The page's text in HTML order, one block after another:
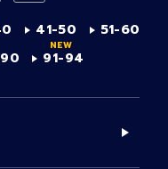
41-50
51-60
91-94